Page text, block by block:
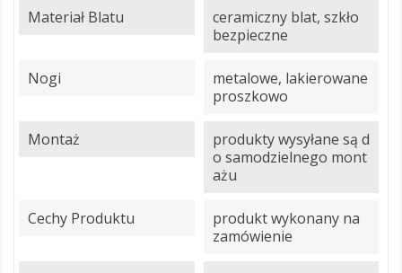
Materiał Blatu
ceramiczny blat, szkło
bezpieczne
Nogi
metalowe, lakierowane
proszkowo
Montaż
produkty wysyłane są d
o samodzielnego mont
ażu
Cechy Produktu
produkt wykonany na
zamówienie